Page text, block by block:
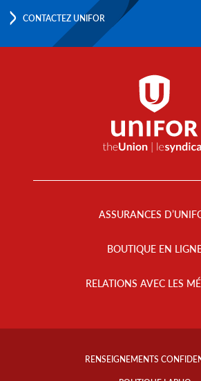
CONTACTEZ UNIFOR
ASSURANCES
BOUTIQUE EN
RELATIONS AVEC LES
Footer
RENSEIGNEMENTS